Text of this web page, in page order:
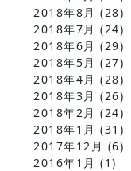
2018年8月 (28)
2018年7月 (24)
2018年6月 (29)
2018年5月 (27)
2018年4月 (28)
2018年3月 (26)
2018年2月 (24)
2018年1月 (31)
2017年12月 (6)
2016年1月 (1)